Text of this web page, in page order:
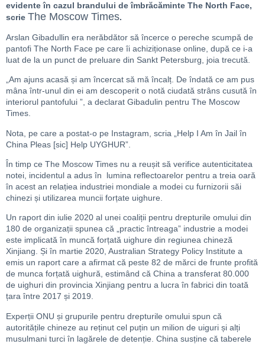
evidente în cazul brandului de îmbrăcăminte The North Face,
scrie The Moscow Times.
Arslan Gibadullin era nerăbdător să încerce o pereche scumpă de
pantofi The North Face pe care îi achiziționase online, după ce i-a
luat de la un punct de preluare din Sankt Petersburg, joia trecută.
„Am ajuns acasă și am încercat să mă încalț. De îndată ce am pus
mâna într-unul din ei am descoperit o notă ciudată strâns cusută în
interiorul pantofului ”, a declarat Gibadulin pentru The Moscow
Times.
Nota, pe care a postat-o ​​pe Instagram, scria „Help I Am în Jail în
China Pleas [sic] Help UYGHUR”.
În timp ce The Moscow Times nu a reușit să verifice autenticitatea
notei, incidentul a adus în lumina reflectoarelor pentru a treia oară
în acest an relațiea industriei mondiale a modei cu furnizorii săi
chinezi și utilizarea muncii forțate uighure.
Un raport din iulie 2020 al unei coaliții pentru drepturile omului din
180 de organizații spunea că „practic întreaga” industrie a modei
este implicată în muncă forțată uighure din regiunea chineză
Xinjiang. Și în martie 2020, Australian Strategy Policy Institute a
emis un raport care a afirmat că peste 82 de mărci de frunte profită
de munca forțată uighură, estimând că China a transferat 80.000
de uighuri din provincia Xinjiang pentru a lucra în fabrici din toată
țara între 2017 și 2019.
Experții ONU și grupurile pentru drepturile omului spun că
autoritățile chineze au reținut cel puțin un milion de uiguri și alți
musulmani turci în lagărele de detenție. China susține că taberele